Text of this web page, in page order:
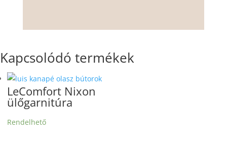
Kapcsolódó termékek
LeComfort Nixon
ülőgarnitúra
Rendelhető